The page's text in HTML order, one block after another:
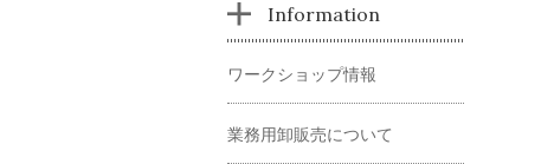
Information
ワークショップ情報
業務用卸販売について